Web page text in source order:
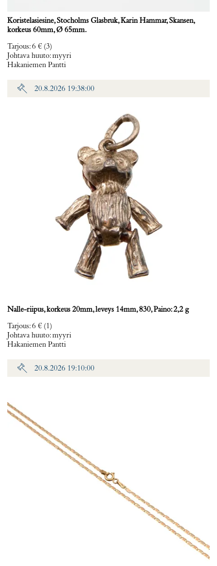
Koristelasiesine, Stocholms Glasbruk, Karin Hammar, Skansen,
korkeus 60mm, Ø 65mm.
Tarjous:6 € (3)
Johtava huuto:myyri
Hakaniemen Pantti
20.8.2026 19:38:00
Nalle-riipus, korkeus 20mm, leveys 14mm, 830, Paino: 2,2 g
Tarjous:6 € (1)
Johtava huuto:myyri
Hakaniemen Pantti
20.8.2026 19:10:00